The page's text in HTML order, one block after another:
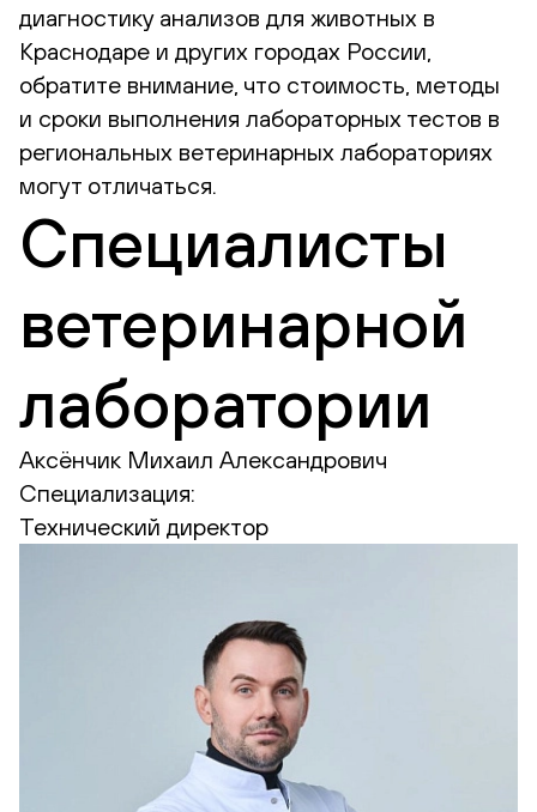
диагностику анализов для животных в
Краснодаре и других городах России,
обратите внимание, что стоимость, методы
и сроки выполнения лабораторных тестов в
региональных ветеринарных лабораториях
могут отличаться.
Специалисты
ветеринарной
лаборатории
Аксёнчик Михаил Александрович
Специализация:
Технический директор